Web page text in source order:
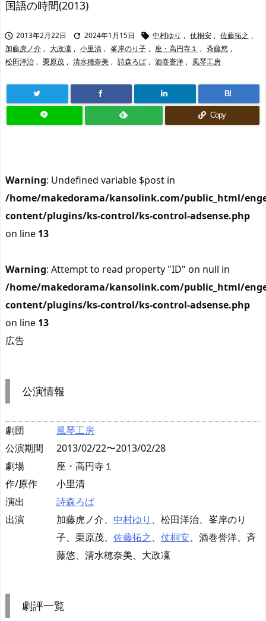
国語の時間(2013)
 2013年2月22日  2024年1月15日  中村ゆり , 仗桐安 , 佐藤拓之 ,
加藤虎ノ介 , 大政凜 , 小里清 , 峯岸のり子 , 座・高円寺１ , 斉藤悠 ,
松田洋治 , 栗原茂 , 清水穂奈美 , 詩森ろば , 酒巻誉洋 , 風琴工房
B!
Copy
Warning: Undefined variable $post in
/home/makedorama/kansolink.com/public_html/
content/plugins/ks-control/ks-control-adsense.php
on line 13
Warning: Attempt to read property "ID" on null in
/home/makedorama/kansolink.com/public_html/
content/plugins/ks-control/ks-control-adsense.php
on line 13
広告
公演情報
劇団
風琴工房
公演期間
2013/02/22〜2013/02/28
劇場
座・高円寺１
作/原作
小里清
演出
詩森ろば
出演
加藤虎ノ介、 中村ゆり 、松田洋治、峯岸のり
子、栗原茂、 佐藤拓之、 仗桐安、酒巻誉洋、斉
藤悠、清水穂奈美、大政凜
劇評一覧